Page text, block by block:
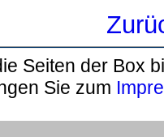
Seiten der Box
Sie zum